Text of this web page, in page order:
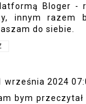
Bloger -
innym razem
do siebie.
września 2024
bym